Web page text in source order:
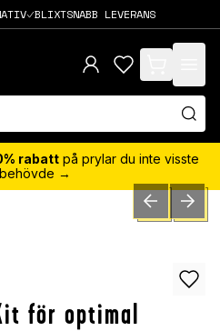
BLIXTSNABB LEVERANS
items in cart,
rabatt på prylar du inte visste
→
PREVIOUSNEXT
för optimal